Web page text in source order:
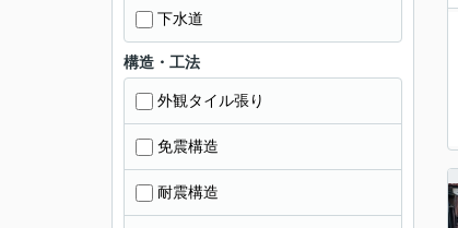
下水道
構造・工法
外観タイル張り
免震構造
耐震構造